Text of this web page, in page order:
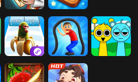
沙威玛大王 五子棋
木棍人冲冲冲 救命之线